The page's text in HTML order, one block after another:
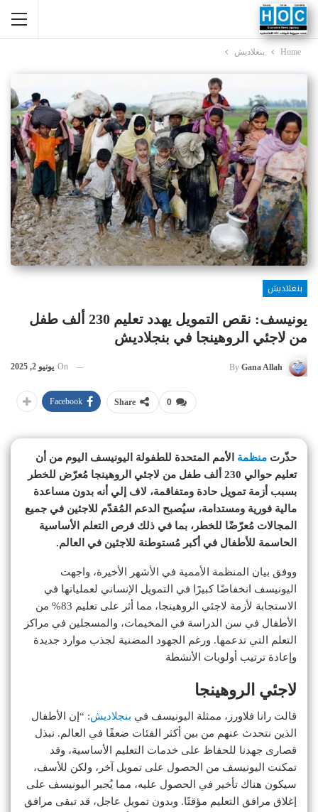
Home بنغلاديش
بنغلاديش
يونيسف: نقص التمويل يهدد تعليم 230 ألف طفل
من لاجئي الروهينجا في بنجلاديش
By Gana Allah
On يونيو 2, 2025
0
Share
Facebook
حذّرت منظمة الأمم المتحدة للطفولة اليونيسف اليوم من أن
تعليم حوالي 230 ألف طفل من لاجئي الروهينجا مُعرّض للخطر
بسبب أزمة تمويل حادة ومتفاقمة، لاف إلي أنه بدون مساعدة
مالية فورية ومستدامة، سيُصبح الدعم المُقدّم للاجئين في جميع
المجالات مُعرّضًا للخطر، بما في ذلك فرص التعلم الأساسية
الحاسمة للأطفال في أكبر مُستوطنة للاجئين في العالم.
ووفق بيان المنظمة الأممية في الأشهر الأخيرة، واجهت
اليونيسف انخفاضًا كبيرًا في التمويل الإنساني لعملياتها في
الاستجابة لأزمة لاجئي الروهينجا، مما أثر على تعليم 83% من
الأطفال في سن الدراسة في المخيمات، والمسجلين في مراكز
التعلم التي تدعمها. ورغم الجهود المضنية لجذب موارد جديدة
وإعادة ترتيب أولويات الأنشطة
لاجئي الروهينجا
قالت رانا فلاورز، ممثلة اليونيسف في بنجلاديش: “إن الأطفال
الذين نتحدث عنهم من بين أكثر الفئات ضعفًا في العالم. نبذل
قصارى جهدنا للحفاظ على خدمات التعليم الأساسية، وقد
تمكنت اليونيسف من الحصول على تمويل آخر، ولكن للأسف،
سيكون هناك تأخير في الحصول عليه، مما يُجبر اليونيسف على
إغلاق مرافق التعليم مؤقتًا. وبدون تمويل عاجل، قد تبقى مرافق